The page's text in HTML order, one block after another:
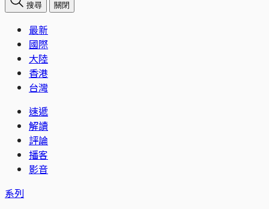
搜尋 關閉
最新
國際
大陸
香港
台灣
速遞
解讀
評論
播客
影音
系列